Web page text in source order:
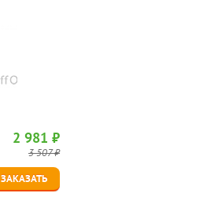
2 981 ₽
3 507 ₽
ЗАКАЗАТЬ